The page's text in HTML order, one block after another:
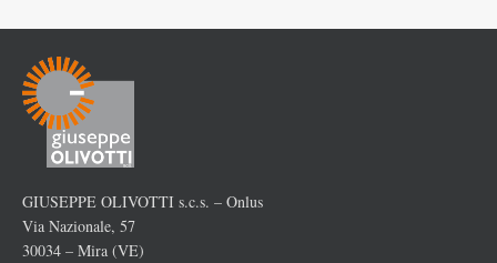
GIUSEPPE OLIVOTTI s.c.s. – Onlus
Via Nazionale, 57
30034 – Mira (VE)